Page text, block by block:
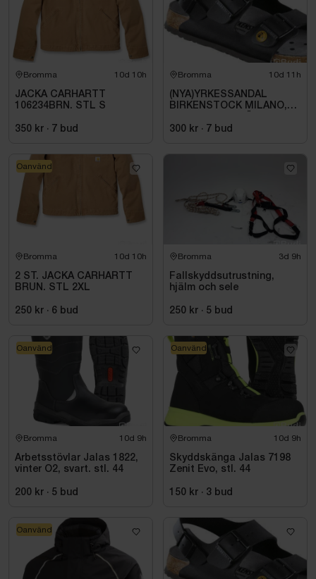
Bromma 10d 10h
JACKA CARHARTT
106234BRN. STL S
350 kr · 7 bud
Bromma 10d 11h
(NYA)YRKESSANDAL
BIRKENSTOCK MILANO,
SVART. STL 42
300 kr · 7 bud
Bromma 10d 10h
2 ST. JACKA CARHARTT
BRUN. STL 2XL
250 kr · 6 bud
Oanvänd
Bromma 3d 9h
Fallskyddsutrustning,
hjälm och sele
250 kr · 5 bud
Bromma 10d 9h
Arbetsstövlar Jalas 1822,
vinter O2, svart. stl. 44
200 kr · 5 bud
Oanvänd
Bromma 10d 9h
Skyddskänga Jalas 7198
Zenit Evo, stl. 44
150 kr · 3 bud
Oanvänd
Oanvänd